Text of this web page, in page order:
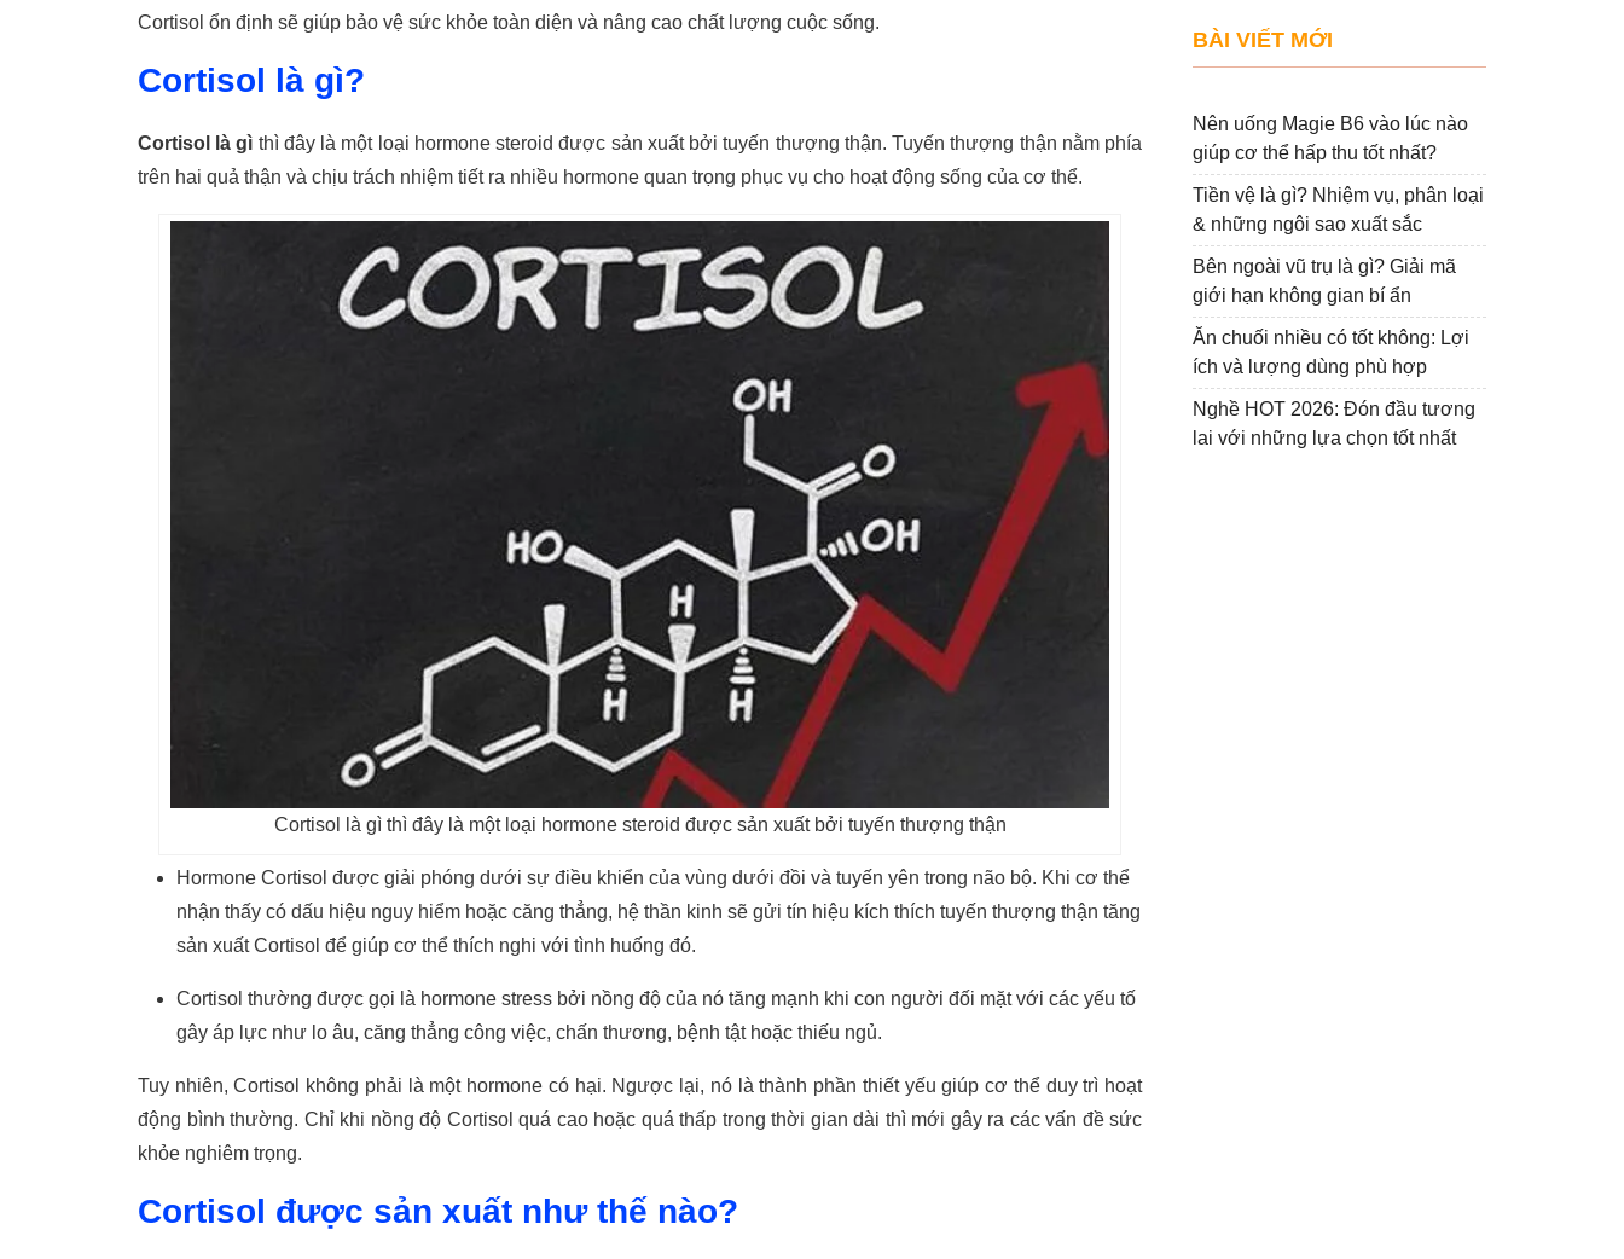
Cortisol ổn định sẽ giúp bảo vệ sức khỏe toàn diện và nâng cao chất lượng cuộc sống.
Cortisol là gì?
Cortisol là gì thì đây là một loại hormone steroid được sản xuất bởi tuyến thượng thận. Tuyến thượng thận nằm phía
trên hai quả thận và chịu trách nhiệm tiết ra nhiều hormone quan trọng phục vụ cho hoạt động sống của cơ thể.
Cortisol là gì thì đây là một loại hormone steroid được sản xuất bởi tuyến thượng thận
Hormone Cortisol được giải phóng dưới sự điều khiển của vùng dưới đồi và tuyến yên trong não bộ. Khi cơ thể
nhận thấy có dấu hiệu nguy hiểm hoặc căng thẳng, hệ thần kinh sẽ gửi tín hiệu kích thích tuyến thượng thận tăng
sản xuất Cortisol để giúp cơ thể thích nghi với tình huống đó.
Cortisol thường được gọi là hormone stress bởi nồng độ của nó tăng mạnh khi con người đối mặt với các yếu tố
gây áp lực như lo âu, căng thẳng công việc, chấn thương, bệnh tật hoặc thiếu ngủ.
Tuy nhiên, Cortisol không phải là một hormone có hại. Ngược lại, nó là thành phần thiết yếu giúp cơ thể duy trì hoạt
động bình thường. Chỉ khi nồng độ Cortisol quá cao hoặc quá thấp trong thời gian dài thì mới gây ra các vấn đề sức
khỏe nghiêm trọng.
Cortisol được sản xuất như thế nào?
BÀI VIẾT MỚI
Nên uống Magie B6 vào lúc nào
giúp cơ thể hấp thu tốt nhất?
Tiền vệ là gì? Nhiệm vụ, phân loại
& những ngôi sao xuất sắc
Bên ngoài vũ trụ là gì? Giải mã
giới hạn không gian bí ẩn
Ăn chuối nhiều có tốt không: Lợi
ích và lượng dùng phù hợp
Nghề HOT 2026: Đón đầu tương
lai với những lựa chọn tốt nhất